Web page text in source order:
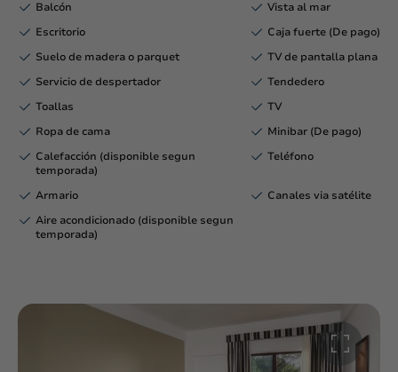
Balcón
Vista al mar
Escritorio
Caja fuerte (De pago)
Suelo de madera o parquet
TV de pantalla plana
Servicio de despertador
Tendedero
Toallas
TV
Ropa de cama
Minibar (De pago)
Calefacción (disponible segun
temporada)
Teléfono
Armario
Canales via satélite
Aire acondicionado (disponible segun
temporada)